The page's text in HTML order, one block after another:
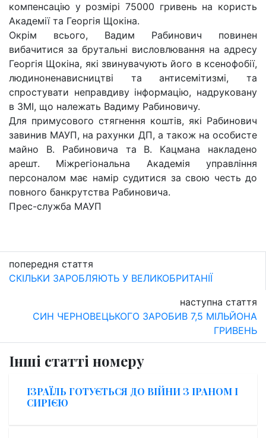
компенсацію у розмірі 75000 гривень на користь
Академії та Георгія Щокіна.
Окрім всього, Вадим Рабинович повинен
вибачитися за брутальні висловлювання на адресу
Георгія Щокіна, які звинувачують його в ксенофобії,
людиноненависництві та антисемітизмі, та
спростувати неправдиву інформацію, надруковану
в ЗМІ, що належать Вадиму Рабиновичу.
Для примусового стягнення коштів, які Рабинович
завинив МАУП, на рахунки ДП, а також на особисте
майно В. Рабиновича та В. Кацмана накладено
арешт. Міжрегіональна Академія управління
персоналом має намір судитися за свою честь до
повного банкрутства Рабиновича.
Прес-служба МАУП
попередня стаття
СКІЛЬКИ ЗАРОБЛЯЮТЬ У ВЕЛИКОБРИТАНІЇ
наступна стаття
CИН ЧЕРНОВЕЦЬКОГО ЗАРОБИВ 7,5 МІЛЬЙОНА
ГРИВЕНЬ
Інші статті номеру
ІЗРАЇЛЬ ГОТУЄТЬСЯ ДО ВІЙНИ З ІРАНОМ І
СИРІЄЮ